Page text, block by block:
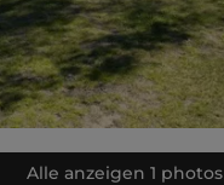
Alle anzeigen 1 photos